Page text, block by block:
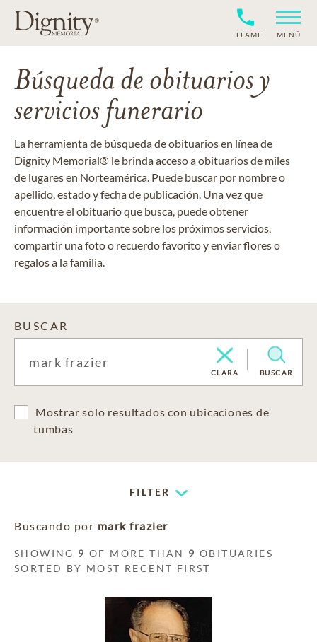
LLAME MENÚ
Búsqueda de obituarios y
servicios funerario
La herramienta de búsqueda de obituarios en línea de
Dignity Memorial® le brinda acceso a obituarios de miles
de lugares en Norteamérica. Puede buscar por nombre o
apellido, estado y fecha de publicación. Una vez que
encuentre el obituario que busca, puede obtener
información importante sobre los próximos servicios,
compartir una foto o recuerdo favorito y enviar flores o
regalos a la familia.
BUSCAR
CLARA BUSCAR
Mostrar solo resultados con ubicaciones de
tumbas
FILTER
Buscando por mark frazier
SHOWING 9 OF MORE THAN 9 OBITUARIES
SORTED BY MOST RECENT FIRST